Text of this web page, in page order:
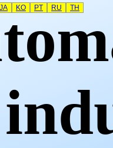
JA KO PT RU TH